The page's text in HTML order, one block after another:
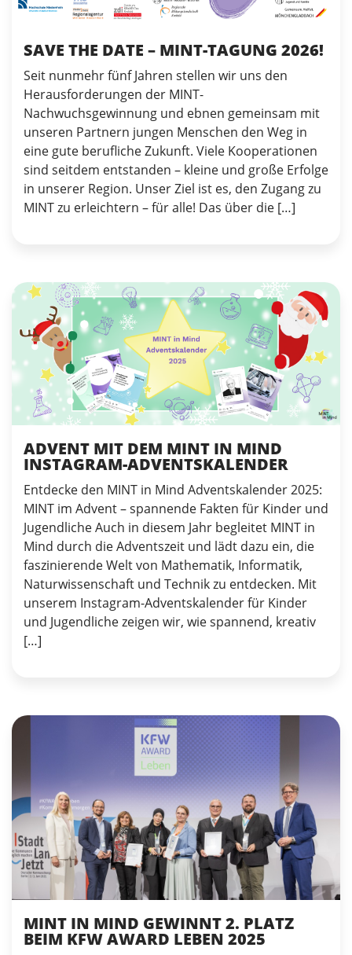
SAVE THE DATE – MINT-TAGUNG 2026!
Seit nunmehr fünf Jahren stellen wir uns den
Herausforderungen der MINT-
Nachwuchsgewinnung und ebnen gemeinsam mit
unseren Partnern jungen Menschen den Weg in
eine gute berufliche Zukunft. Viele Kooperationen
sind seitdem entstanden – kleine und große Erfolge
in unserer Region. Unser Ziel ist es, den Zugang zu
MINT zu erleichtern – für alle! Das über die […]
ADVENT MIT DEM MINT IN MIND
INSTAGRAM-ADVENTSKALENDER
Entdecke den MINT in Mind Adventskalender 2025:
MINT im Advent – spannende Fakten für Kinder und
Jugendliche Auch in diesem Jahr begleitet MINT in
Mind durch die Adventszeit und lädt dazu ein, die
faszinierende Welt von Mathematik, Informatik,
Naturwissenschaft und Technik zu entdecken. Mit
unserem Instagram-Adventskalender für Kinder
und Jugendliche zeigen wir, wie spannend, kreativ
[…]
MINT IN MIND GEWINNT 2. PLATZ
BEIM KFW AWARD LEBEN 2025